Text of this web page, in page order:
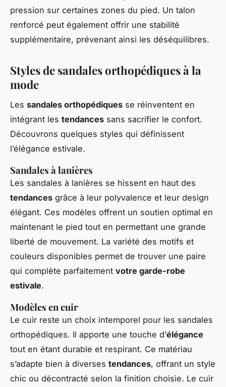
pression sur certaines zones du pied. Un talon
renforcé peut également offrir une stabilité
supplémentaire, prévenant ainsi les déséquilibres.
Styles de sandales orthopédiques à la
mode
Les sandales orthopédiques se réinventent en
intégrant les tendances sans sacrifier le confort.
Découvrons quelques styles qui définissent
l’élégance estivale.
Sandales à lanières
Les sandales à lanières se hissent en haut des
tendances grâce à leur polyvalence et leur design
élégant. Ces modèles offrent un soutien optimal en
maintenant le pied tout en permettant une grande
liberté de mouvement. La variété des motifs et
couleurs disponibles permet de trouver une paire
qui complète parfaitement votre garde-robe
estivale.
Modèles en cuir
Le cuir reste un choix intemporel pour les sandales
orthopédiques. Il apporte une touche d’élégance
tout en étant durable et respirant. Ce matériau
s’adapte bien à diverses tendances, offrant un style
chic ou décontracté selon la finition choisie. Le cuir